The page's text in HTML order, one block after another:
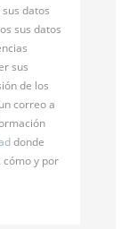
datos
sus datos
sus
de los
correo a
donde
y por